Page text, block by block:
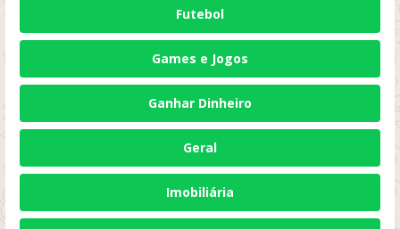
Futebol
Games e Jogos
Ganhar Dinheiro
Geral
Imobiliária